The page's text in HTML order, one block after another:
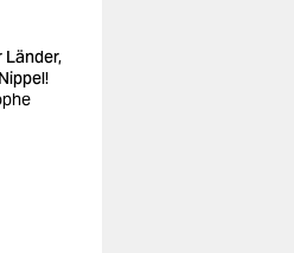
Länder,